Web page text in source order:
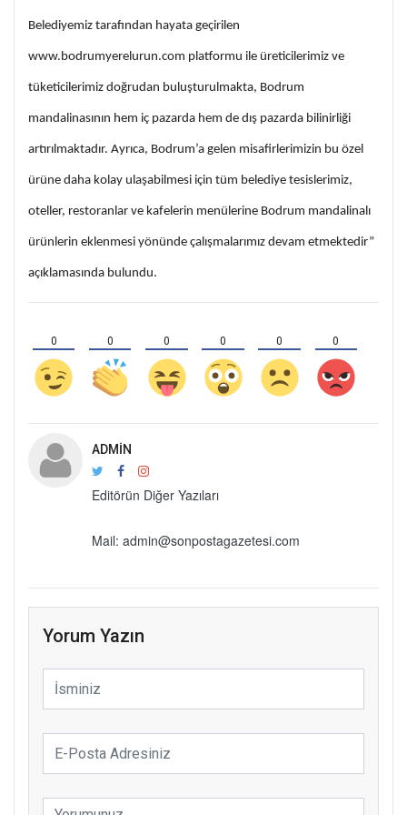
Belediyemiz tarafından hayata geçirilen
www.bodrumyerelurun.com platformu ile üreticilerimiz ve
tüketicilerimiz doğrudan buluşturulmakta, Bodrum
mandalinasının hem iç pazarda hem de dış pazarda bilinirliği
artırılmaktadır. Ayrıca, Bodrum’a gelen misafirlerimizin bu özel
ürüne daha kolay ulaşabilmesi için tüm belediye tesislerimiz,
oteller, restoranlar ve kafelerin menülerine Bodrum mandalinalı
ürünlerin eklenmesi yönünde çalışmalarımız devam etmektedir”
açıklamasında bulundu.
0 0 0 0 0 0
ADMIN
Editörün Diğer Yazıları
Mail: admin@sonpostagazetesi.com
Yorum Yazın